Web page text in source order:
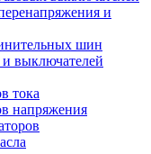
и
шин
выключателей
тока
напряжения